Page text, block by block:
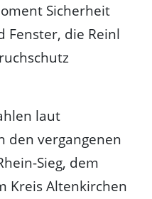
Sicherheit
Fenster, die Reinl
laut
den vergangenen
Sieg, dem
Kreis Altenkirchen